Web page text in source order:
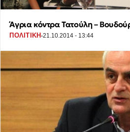
Άγρια κόντρα Τατούλη –
ΠΟΛΙΤΙΚΗ ·21.10.2014 - 13:44